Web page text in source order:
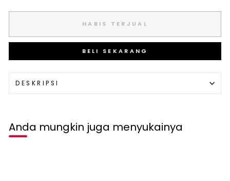
HABIS TERJUAL
BELI SEKARANG
DESKRIPSI
Anda mungkin juga menyukainya